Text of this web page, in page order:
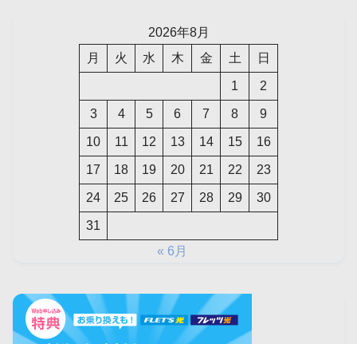
2026年8月
月
火 水 木 金 土 日
1 2
3 4 5 6 7 8 9
10 11 12 13 14 15 16
17 18 19 20 21 22 23
24 25 26 27 28 29 30
31
« 6月